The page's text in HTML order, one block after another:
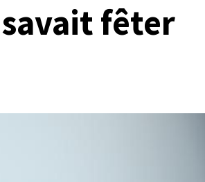
fêter